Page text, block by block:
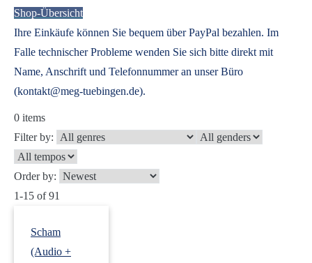
Shop-Übersicht
Ihre Einkäufe können Sie bequem über PayPal bezahlen. Im
Falle technischer Probleme wenden Sie sich bitte direkt mit
Name, Anschrift und Telefonnummer an unser Büro
(kontakt@meg-tuebingen.de).
0 items
Filter by:
Order by:
1-15 of 91
Scham
(Audio +